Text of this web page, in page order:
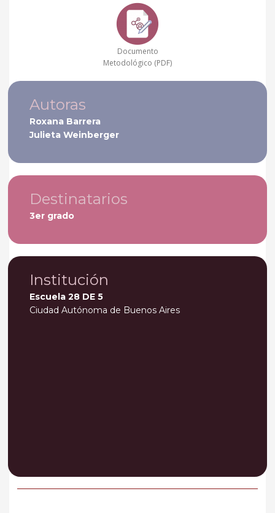
Documento
Metodológico (PDF)
Autoras
Roxana Barrera
Julieta Weinberger
Destinatarios
3er grado
Institución
Escuela 28 DE 5
Ciudad Autónoma de Buenos Aires